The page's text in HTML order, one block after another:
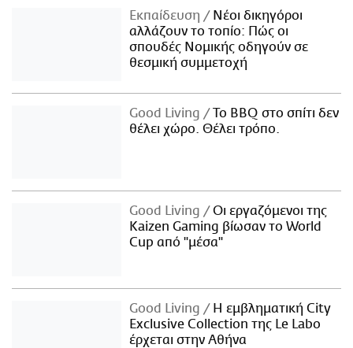
Εκπαίδευση
Νέοι δικηγόροι
αλλάζουν το τοπίο: Πώς οι
σπουδές Νομικής οδηγούν σε
θεσμική συμμετοχή
Good Living
Το BBQ στο σπίτι δεν
θέλει χώρο. Θέλει τρόπο.
Good Living
Οι εργαζόμενοι της
Kaizen Gaming βίωσαν το World
Cup από "μέσα"
Good Living
Η εμβληματική City
Exclusive Collection της Le Labo
έρχεται στην Αθήνα